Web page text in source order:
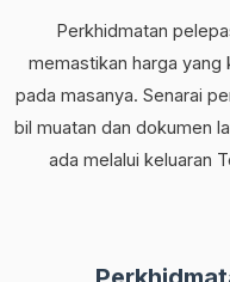
Perkhidmatan
memastikan harga
pada masanya. Senarai
bil muatan dan dokumen
ada melalui keluaran